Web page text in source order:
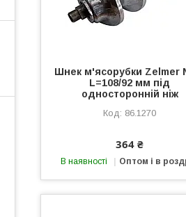
Шнек м'ясорубки Zelmer
L=108/92 мм під
односторонній ніж
86.1270
364 ₴
В наявності Оптом і в